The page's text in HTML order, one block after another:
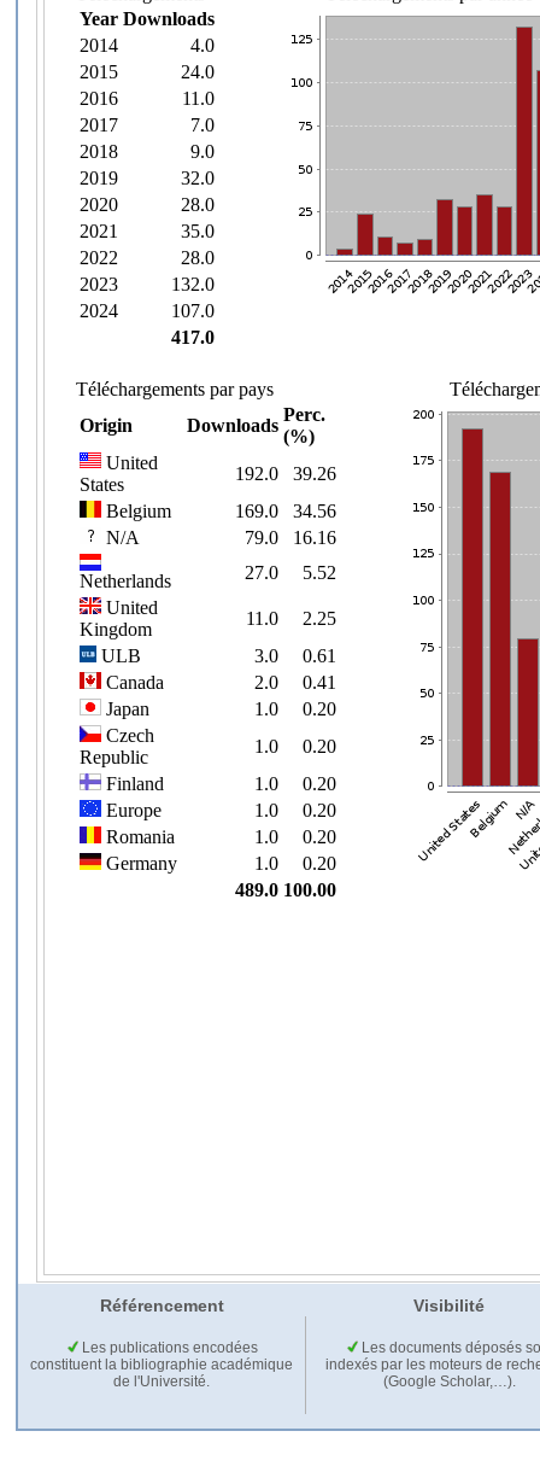
Référencement Visibilité
Les publications encodées
constituent la bibliographie académique
de l'Université.
Les documents déposés
indexés par les moteurs de
(Google Scholar,…).